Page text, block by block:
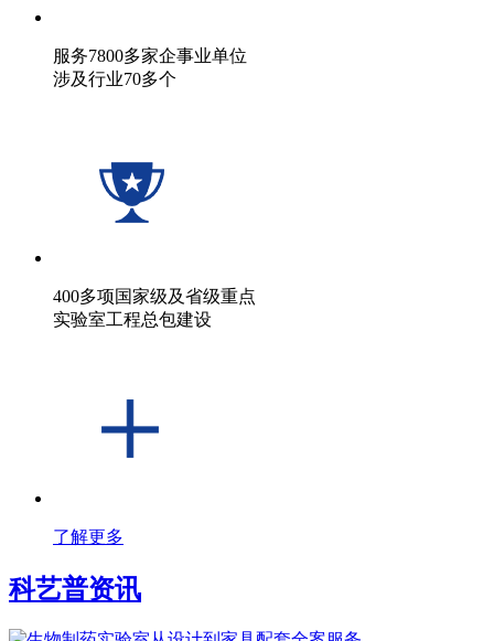
服务7800多家企事业单位
涉及行业70多个
400多项国家级及省级重点
实验室工程总包建设
了解更多
科艺普资讯